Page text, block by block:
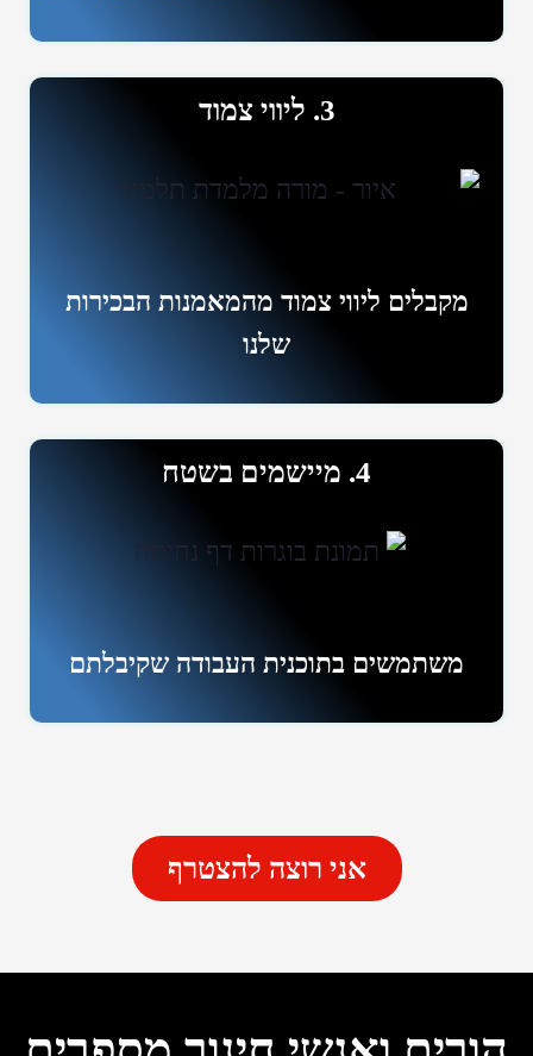
3. ליווי צמוד
מקבלים ליווי צמוד מהמאמנות הבכירות
שלנו
4. מיישמים בשטח
משתמשים בתוכנית העבודה שקיבלתם
אני רוצה להצטרף